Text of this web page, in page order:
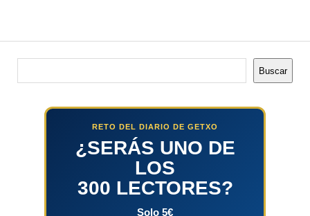
Buscar
RETO DEL DIARIO DE GETXO
¿SERÁS UNO DE
LOS
300 LECTORES?
Solo 5€